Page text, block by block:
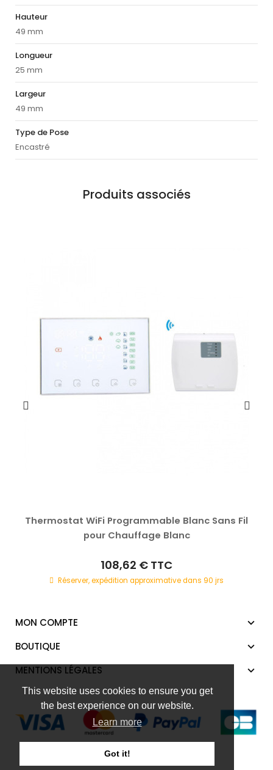
This website uses cookies to ensure you get
the best experience on our website.
Learn more
Got it!
Hauteur
49 mm
Longueur
25 mm
Largeur
49 mm
Type de Pose
Encastré
Produits associés
Thermostat WiFi Programmable Blanc Sans Fil
pour Chauffage Blanc
108,62 € TTC
Réserver, expédition approximative dans 90 jrs
MON COMPTE
BOUTIQUE
MENTIONS LÉGALES